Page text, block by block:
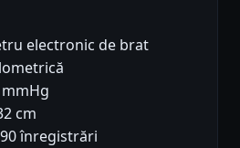
electronic de brat
cm
înregistrări